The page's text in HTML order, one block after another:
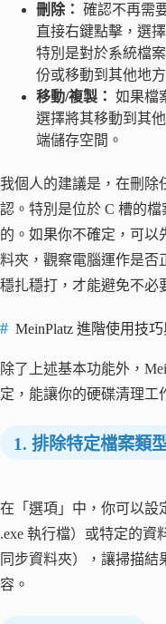
刪除： 確認不再需
直接右鍵點擊，選
特別是對於系統檔
份或移動到其他地方
移動/複製： 如果檔
選擇將其移動到其
端儲存空間。
我個人的建議是，在刪除
認。特別是位於 C 槽的
的。如果你不確定，可以
料夾，觀察電腦運作是否
穩扎穩打，才能避免不必
MeinPlatz 進階使用技
除了上述基本功能外，
定，能讓你的硬碟清理工
1. 排除特定檔案類
在「選項」中，你可以設
.exe 執行檔）或特定的資
同步資料夾），讓掃描結
容。